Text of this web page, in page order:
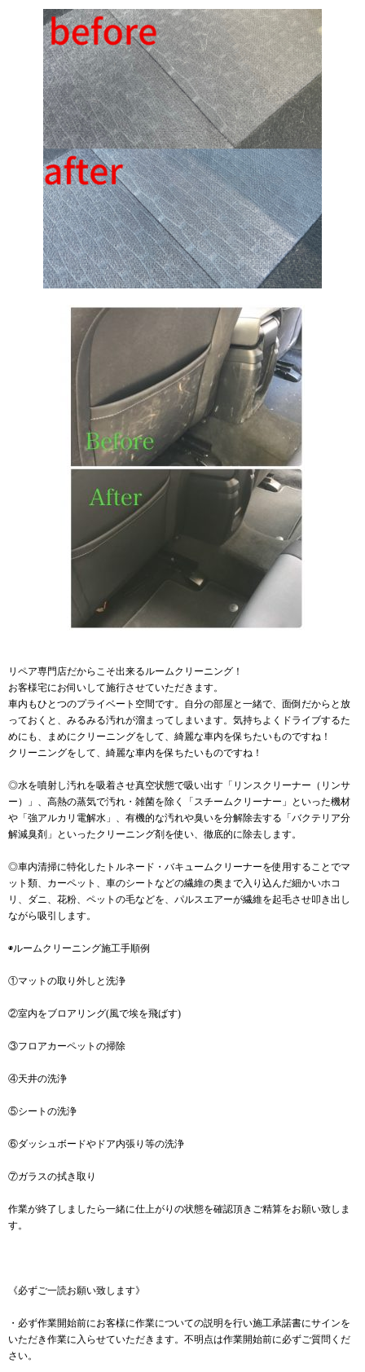
リペア専門店だからこそ出来るルームクリーニング！
お客様宅にお伺いして施行させていただきます。
車内もひとつのプライベート空間です。自分の部屋と一緒で、面倒だからと放
っておくと、みるみる汚れが溜まってしまいます。気持ちよくドライブするた
めにも、まめにクリーニングをして、綺麗な車内を保ちたいものですね！
クリーニングをして、綺麗な車内を保ちたいものですね！
◎水を噴射し汚れを吸着させ真空状態で吸い出す「リンスクリーナー（リンサ
ー）」、高熱の蒸気で汚れ・雑菌を除く「スチームクリーナー」といった機材
や「強アルカリ電解水」、有機的な汚れや臭いを分解除去する「バクテリア分
解減臭剤」といったクリーニング剤を使い、徹底的に除去します。
◎車内清掃に特化したトルネード・バキュームクリーナーを使用することでマ
ット類、カーペット、車のシートなどの繊維の奥まで入り込んだ細かいホコ
リ、ダニ、花粉、ペットの毛などを、パルスエアーが繊維を起毛させ叩き出し
ながら吸引します。
◉ルームクリーニング施工手順例
①マットの取り外しと洗浄
②室内をブロアリング(風で埃を飛ばす)
③フロアカーペットの掃除
④天井の洗浄
⑤シートの洗浄
⑥ダッシュボードやドア内張り等の洗浄
⑦ガラスの拭き取り
作業が終了しましたら一緒に仕上がりの状態を確認頂きご精算をお願い致しま
す。
《必ずご一読お願い致します》
・必ず作業開始前にお客様に作業についての説明を行い施工承諾書にサインを
いただき作業に入らせていただきます。不明点は作業開始前に必ずご質問くだ
さい。